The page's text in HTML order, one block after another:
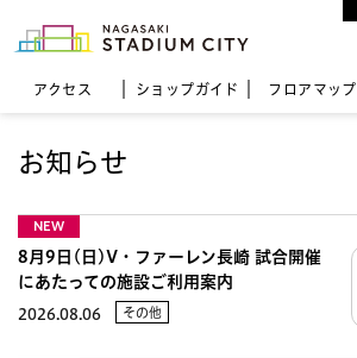
アクセス ショップガイド フロア マップ
お知らせ
NEW
8月9日(日)V・ファーレン長崎 試合開催
にあたっての施設ご利用案内
2026.08.06 その他